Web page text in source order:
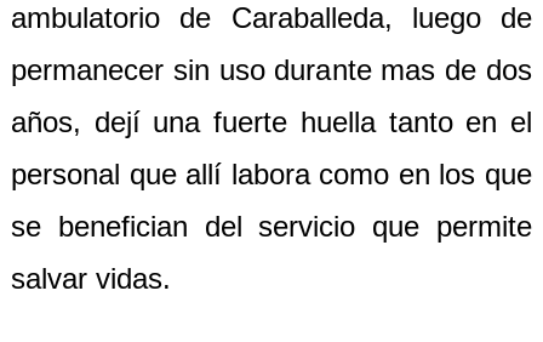
ambulatorio de Caraballeda, luego de
permanecer sin uso durante mas de dos
años, dejí una fuerte huella tanto en el
personal que allí labora como en los que
se benefician del servicio que permite
salvar vidas.